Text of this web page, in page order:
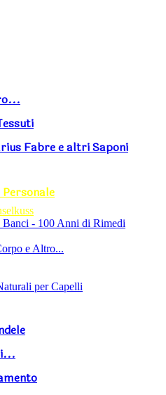
Fabre e altri Saponi
- 100 Anni di Rimedi
e Altro...
per Capelli